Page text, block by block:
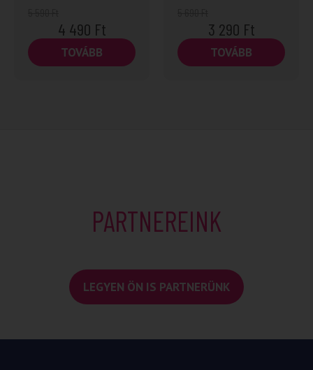
4 490 Ft
TOVÁBB
3 290 Ft
TOVÁBB
PARTNEREINK
LEGYEN ÖN IS PARTNERÜNK